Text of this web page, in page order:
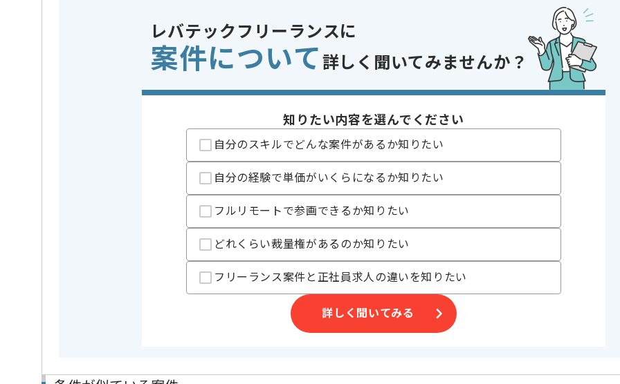
歓迎スキル
・海外プロダクト調査経験
・B2B分野のプロダクト開発経験
・エンジニアリング経験
・プロダクトデザインの経験
・モバイルアプリケーションの企画開発経験
※上記に似た経験やスキルをお持ちであれば申し込み可能なケースもございます！まずはお気軽にご相談ください！
業務内容
参画実績あり , 長期プロジェクト , 新技術に積極的 , BtoB向け , 上流工程の仕事
レバテックでの実績がある企業の案件でございます。
TPMの経験を活かすことができます。
複数案件を保有している企業ですので、
経験豊富なエンジニアと成長が出来る環境でございます。
スキルアップされたい方、長期的に参画されたい方にオススメの案件です。
レバテックフリーランスに
案件について 詳しく聞いてみませんか？
知りたい内容を選んでください
自分のスキルでどんな案件があるか知りたい
自分の経験で単価がいくらになるか知りたい
フルリモートで参画できるか知りたい
どれくらい裁量権があるのか知りたい
フリーランス案件と正社員求人の違いを知りたい
詳しく聞いてみる